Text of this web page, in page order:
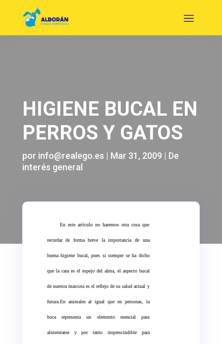
HIGIENE BUCAL EN
PERROS Y GATOS
por info@realego.es | Mar 31, 2009 | De
interés general
En este artículo no haremos otra cosa que
recordar de forma breve la importancia de una
buena higiene bucal, pues si siempre se ha dicho
que la cara es el espejo del alma, el aspecto bucal
de nuestra mascota es el reflejo de su salud actual y
futura.En animales al igual que en personas, la
boca representa un elemento esencial para
alimentarse y por tanto imprescindible para